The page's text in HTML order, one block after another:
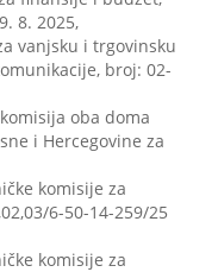
8. 2025,
vanjsku i trgovinsku
broj: 02-
oba doma
i Hercegovine za
komisije za
6-50-14-259/25
komisije za